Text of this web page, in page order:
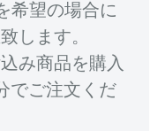
希望の場合に
します。
み商品を購入
でご注文くだ